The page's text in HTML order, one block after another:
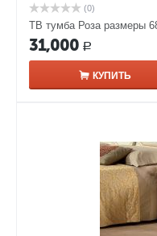
(0)
ТВ тумба Роза размеры
31,000 Р
КУПИТЬ